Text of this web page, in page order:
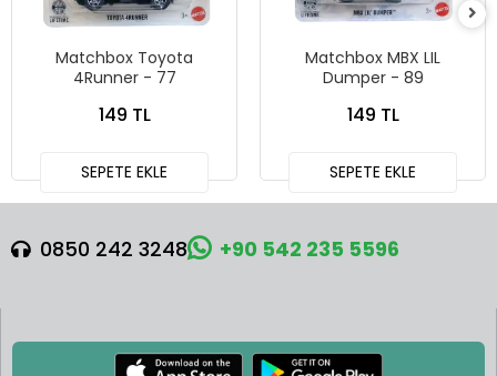
Matchbox Toyota
4Runner - 77
149 TL
SEPETE EKLE
Matchbox MBX LIL
Dumper - 89
149 TL
SEPETE EKLE
0850 242 3248 +90 542 235 5596